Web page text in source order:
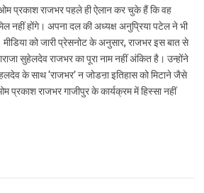
ओम प्रकाश राजभर पहले ही ऐलान कर चुके हैं कि वह
नहीं होंगे। अपना दल की अध्यक्ष अनुप्रिया पटेल ने भी
मीडिया को जारी प्रेसनोट के अनुसार, राजभर इस बात से
सुहेलदेव राजभर का पूरा नाम नहीं अंकित है। उन्होंने
के साथ ‘राजभर’ न जोडऩा इतिहास को मिटाने जैसे
प्रकाश राजभर गाजीपुर के कार्यक्रम में हिस्सा नहीं